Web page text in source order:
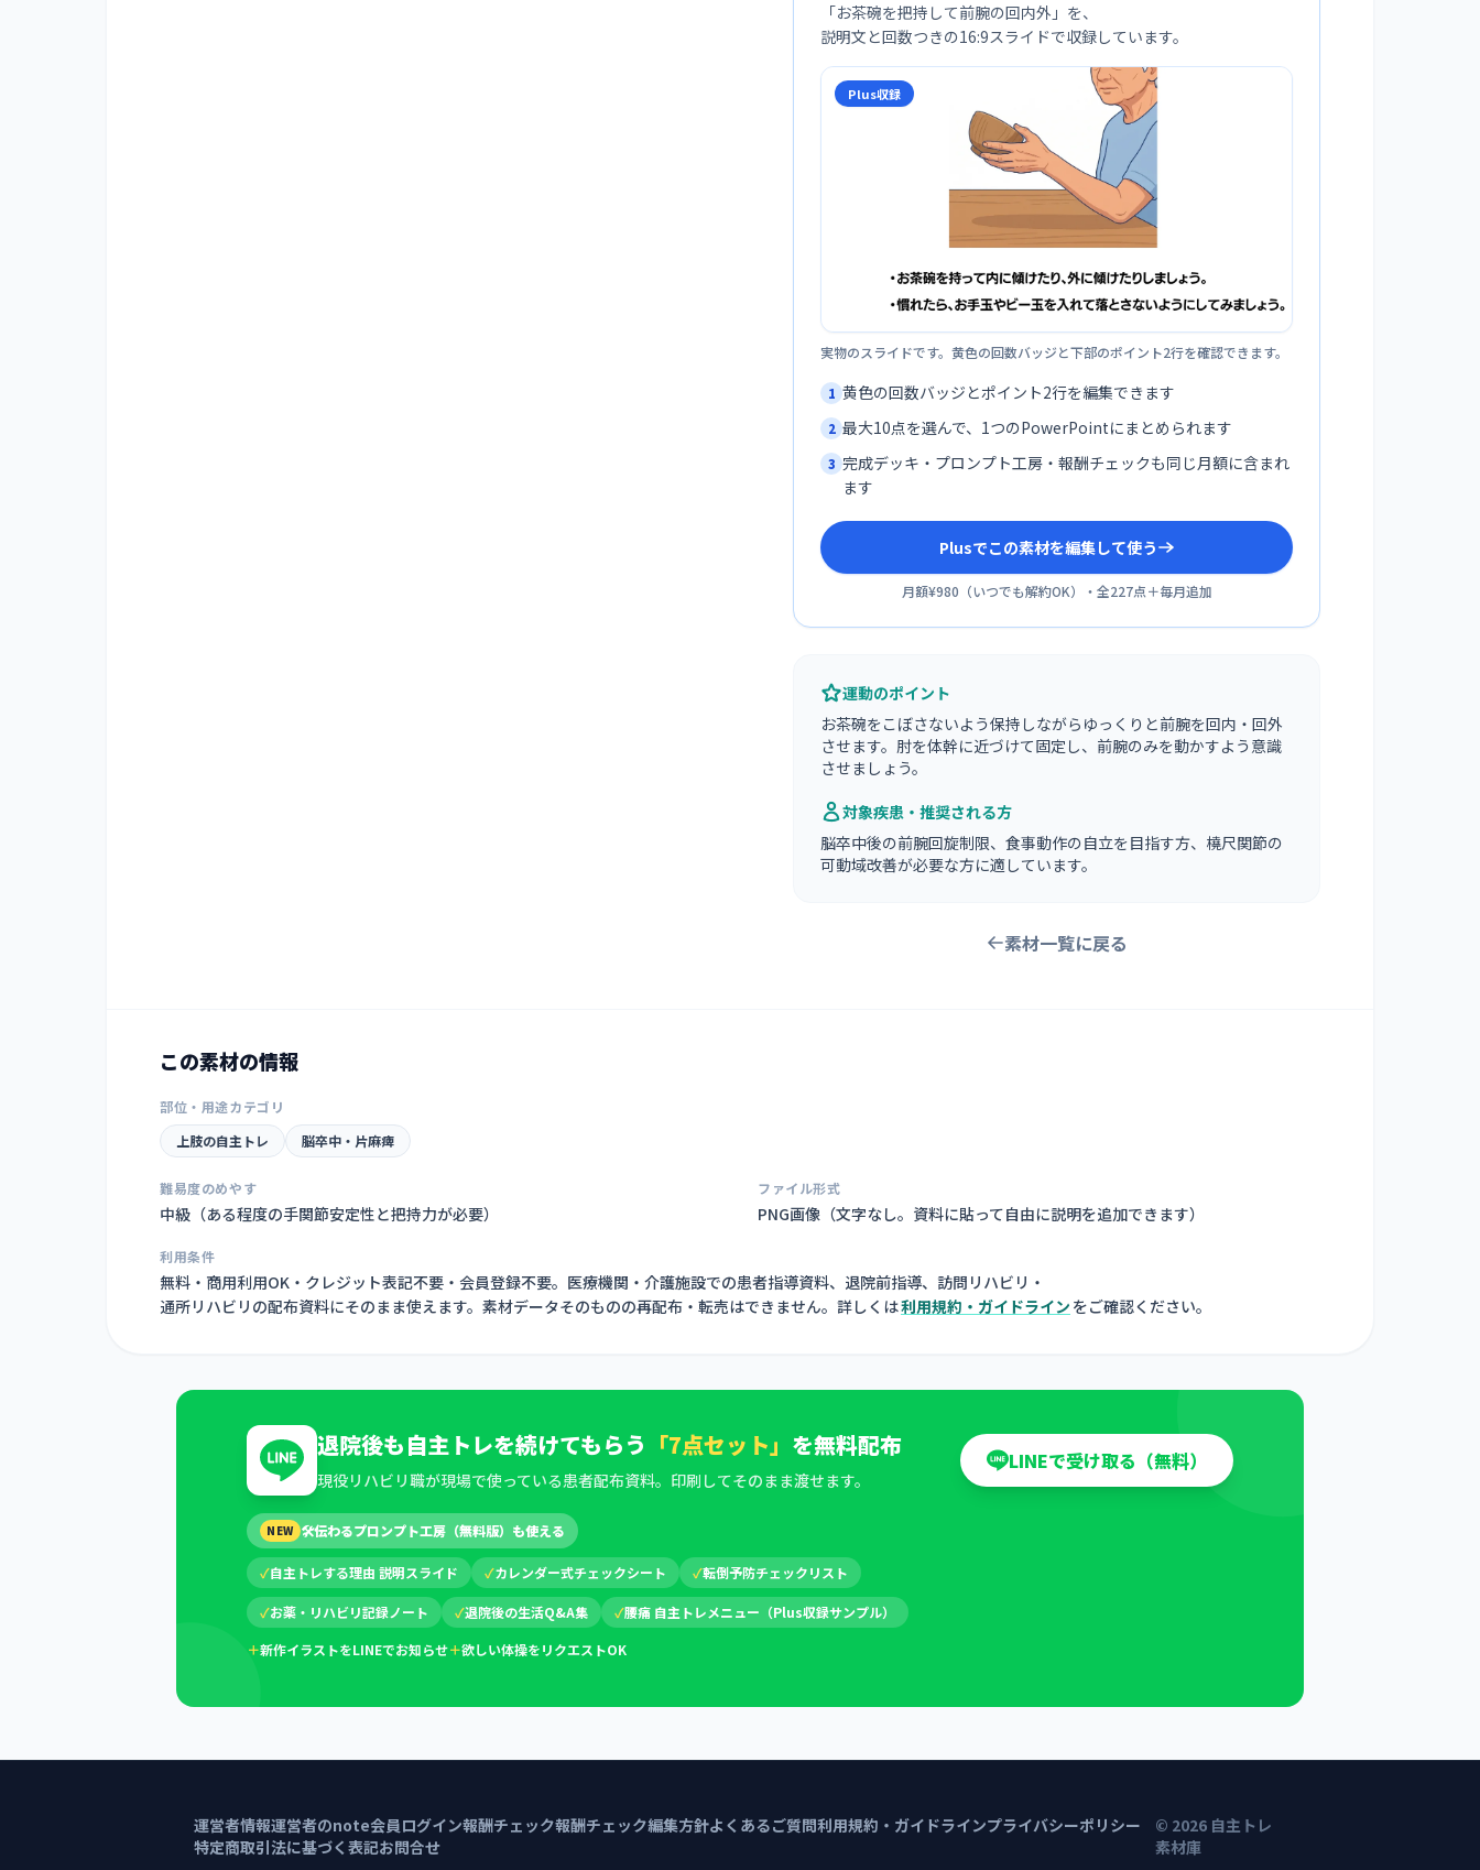
「お茶碗を把持して前腕の回内外 」を、
説明文と回数つきの16:9スライドで収録しています。
Plus収録
実物のスライドです。黄色の回数バッジと下部のポイント2行を確認できます。
1 黄色の回数バッジとポイント2行を編集できます
2 最大10点を選んで、1つのPowerPointにまとめられます
3 完成デッキ・プロンプト工房・報酬チェックも同じ月額に含まれ
ます
Plusでこの素材を編集して使う
月額¥980 （いつでも解約OK）・全227点＋毎月追加
運動のポイント
お茶碗をこぼさないよう保持しながらゆっくりと前腕を回内・回外
させます。肘を体幹に近づけて固定し、前腕のみを動かすよう意識
させましょう。
対象疾患・推奨される方
脳卒中後の前腕回旋制限、食事動作の自立を目指す方、橈尺関節の
可動域改善が必要な方に適しています。
素材一覧に戻る
この素材の情報
部位・用途カテゴリ
上肢の自主トレ
脳卒中・片麻痺
難易度のめやす
中級（ある程度の手関節安定性と把持力が必要）
ファイル形式
PNG画像（文字なし。資料に貼って自由に説明を追加できます）
利用条件
無料・商用利用OK・クレジット表記不要・会員登録不要。医療機関・介護施設での患者指導資料、退院前指導、訪問リハビリ・
通所リハビリの配布資料にそのまま使えます。素材データそのものの再配布・転売はできません。詳しくは利用規約・ガイドライン をご確認ください。
退院後も自主トレを続けてもらう 「7点セット」 を無料配布
現役リハビリ職が現場で使っている患者配布資料。印刷してそのまま渡せます。
LINEで受け取る（無料）
NEW 🛠伝わるプロンプト工房（無料版）も使える
✓自主トレする理由 説明スライド ✓カレンダー式チェックシート ✓転倒予防チェックリスト
✓お薬・リハビリ記録ノート ✓退院後の生活Q&A集 ✓腰痛 自主トレメニュー（Plus収録サンプル）
＋新作イラストをLINEでお知らせ＋欲しい体操をリクエストOK
運営者情報運営者のnote会員ログイン報酬チェック報酬チェック編集方針よくあるご質問利用規約・ガイドラインプライバシーポリシー
特定商取引法に基づく表記お問合せ
© 2026自主トレ
素材庫